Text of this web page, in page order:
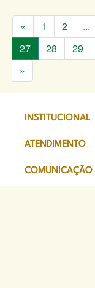
« 1 2 ...
27
28 29
»
INSTITUCIONAL
ATENDIMENTO
COMUNICAÇÃO